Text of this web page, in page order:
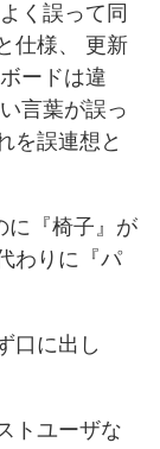
く誤って同
仕様、 更新
ードは違
言葉が誤っ
を誤連想と
に『椅子』が
わりに『パ
口に出し
トユーザな